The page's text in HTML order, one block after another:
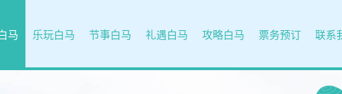
马 乐玩白马 节事白马 礼遇白马 攻略白马 票务预订 联系